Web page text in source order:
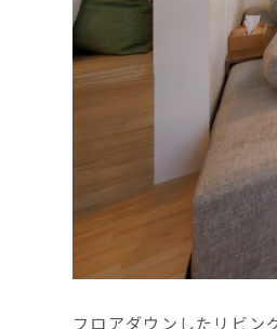
フロアダウンしたリビン